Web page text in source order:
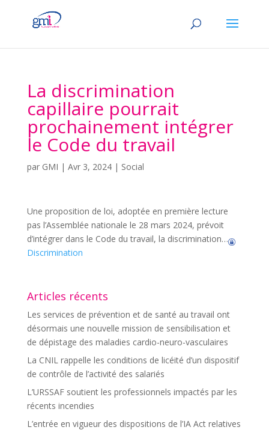
La discrimination
capillaire pourrait
prochainement intégrer
le Code du travail
par GMI | Avr 3, 2024| Social
Une proposition de loi, adoptée en première lecture
pas l’Assemblée nationale le 28 mars 2024, prévoit
d’intégrer dans le Code du travail, la discrimination…
Discrimination
Articles récents
Les services de prévention et de santé au travail ont
désormais une nouvelle mission de sensibilisation et
de dépistage des maladies cardio-neuro-vasculaires
La CNIL rappelle les conditions de licéité d’un dispositif
de contrôle de l’activité des salariés
L’URSSAF soutient les professionnels impactés par les
récents incendies
L’entrée en vigueur des dispositions de l’IA Act relatives